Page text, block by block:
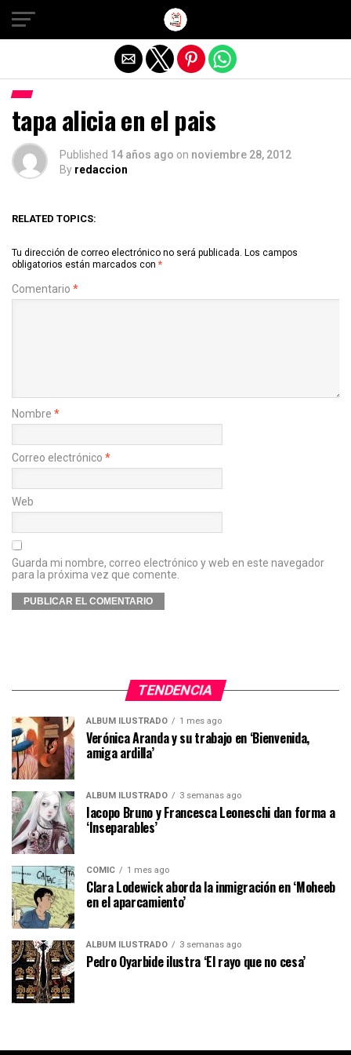
tapa alicia en el pais
Published 14 años ago on noviembre 28, 2012
By redaccion
RELATED TOPICS:
Tu dirección de correo electrónico no será publicada. Los campos
obligatorios están marcados con *
Comentario *
Nombre *
Correo electrónico *
Web
Guarda mi nombre, correo electrónico y web en este navegador
para la próxima vez que comente.
TENDENCIA
ÁLBUM ILUSTRADO 1 mes ago
Verónica Aranda y su trabajo en ‘Bienvenida,
amiga ardilla’
ÁLBUM ILUSTRADO 3 semanas ago
Iacopo Bruno y Francesca Leoneschi dan forma a
‘Inseparables’
CÓMIC 1 mes ago
Clara Lodewick aborda la inmigración en ‘Moheeb
en el aparcamiento’
ÁLBUM ILUSTRADO 3 semanas ago
Pedro Oyarbide ilustra ‘El rayo que no cesa’
Salir de la versión móvil